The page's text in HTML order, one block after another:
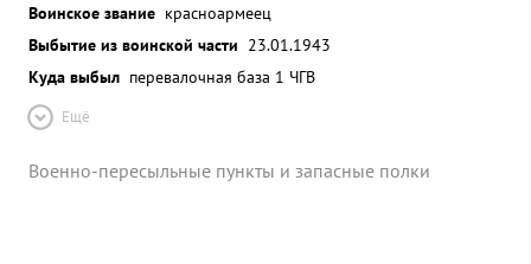
Воинское звание красноармеец
Выбытие из воинской части 23.01.1943
Куда выбыл перевалочная база 1 ЧГВ
Ещё
Военно-пересыльные пункты и запасные полки